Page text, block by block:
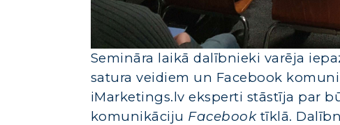
Semināra laikā dalībnieki varēja
satura veidiem un Facebook
iMarketings.lv eksperti stāstīja par
komunikāciju Facebooktīklā.